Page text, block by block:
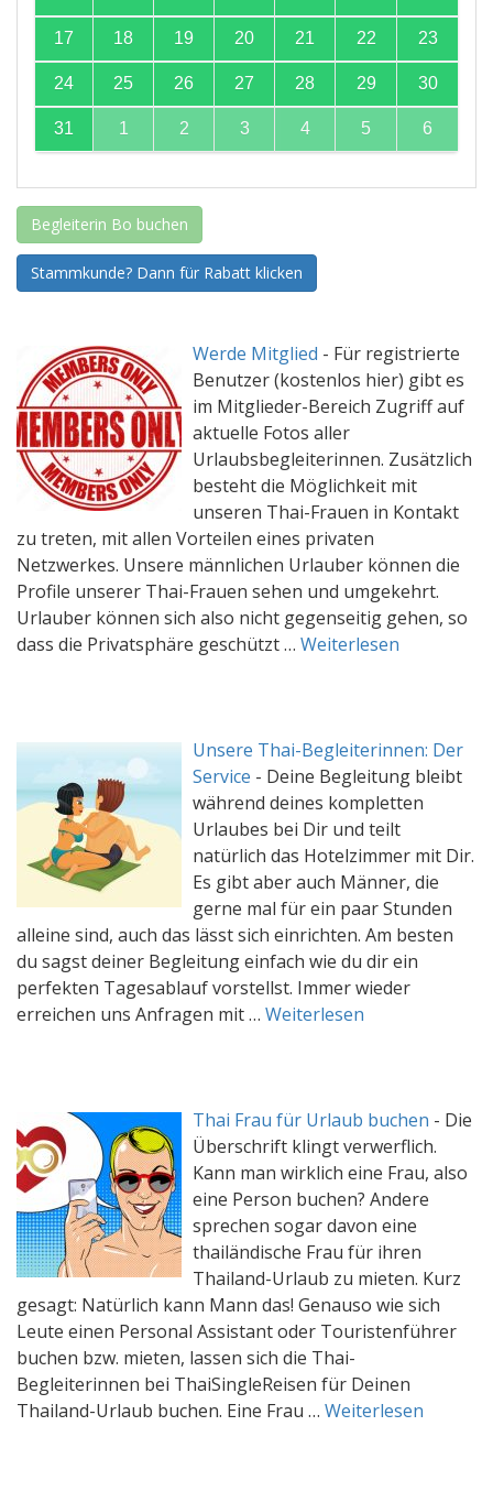
17 18 19 20 21 22 23
24 25 26 27 28 29 30
31 1 2 3 4 5 6
Begleiterin Bo buchen
Stammkunde? Dann für Rabatt klicken
Werde Mitglied - Für registrierte
Benutzer (kostenlos hier) gibt es
im Mitglieder-Bereich Zugriff auf
aktuelle Fotos aller
Urlaubsbegleiterinnen. Zusätzlich
besteht die Möglichkeit mit
unseren Thai-Frauen in Kontakt
zu treten, mit allen Vorteilen eines privaten
Netzwerkes. Unsere männlichen Urlauber können die
Profile unserer Thai-Frauen sehen und umgekehrt.
Urlauber können sich also nicht gegenseitig gehen, so
dass die Privatsphäre geschützt … Weiterlesen
Unsere Thai-Begleiterinnen: Der
Service - Deine Begleitung bleibt
während deines kompletten
Urlaubes bei Dir und teilt
natürlich das Hotelzimmer mit Dir.
Es gibt aber auch Männer, die
gerne mal für ein paar Stunden
alleine sind, auch das lässt sich einrichten. Am besten
du sagst deiner Begleitung einfach wie du dir ein
perfekten Tagesablauf vorstellst. Immer wieder
erreichen uns Anfragen mit … Weiterlesen
Thai Frau für Urlaub buchen - Die
Überschrift klingt verwerflich.
Kann man wirklich eine Frau, also
eine Person buchen? Andere
sprechen sogar davon eine
thailändische Frau für ihren
Thailand-Urlaub zu mieten. Kurz
gesagt: Natürlich kann Mann das! Genauso wie sich
Leute einen Personal Assistant oder Touristenführer
buchen bzw. mieten, lassen sich die Thai-
Begleiterinnen bei ThaiSingleReisen für Deinen
Thailand-Urlaub buchen. Eine Frau … Weiterlesen